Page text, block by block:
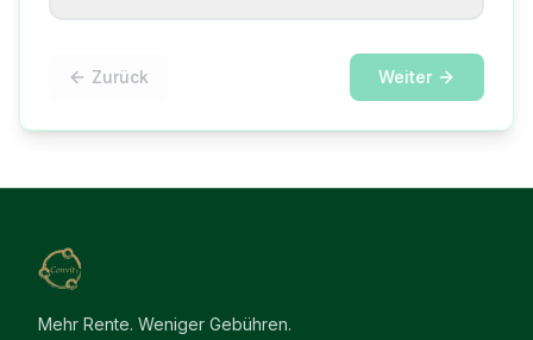
Zurück Weiter
Mehr Rente. Weniger Gebühren.